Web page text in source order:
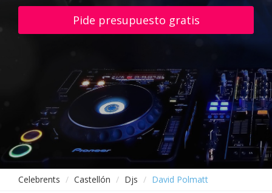
Pide presupuesto gratis
Celebrents Castellón Djs David Polmatt